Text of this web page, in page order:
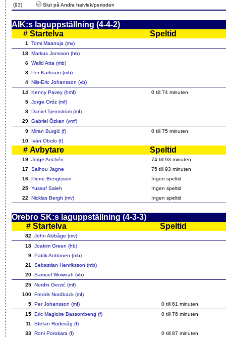
(93)
Slut på Andra halvlek/perioden
AIK:s laguppställning (4-4-2)
# Startelva Speltid
1
Tomi Maanoja (mv)
18 Markus Jonsson (hb)
6 Walid Atta (mb)
3 Per Karlsson (mb)
4 Nils-Eric Johansson (vb)
14 Kenny Pavey (hmf)
0 till 74 minuten
5 Jorge Ortíz (mf)
8 Daniel Tjernström (mf)
29 Gabriel Özkan (vmf)
9 Miran Burgić (f)
0 till 75 minuten
10
Iván Obolo (f)
# Avbytare Speltid
19 Jorge Anchén
74 till 93 minuten
17 Saihou Jagne
75 till 93 minuten
16 Pierre Bengtsson
Ingen speltid
25 Yussuf Saleh
Ingen speltid
22
Nicklas Bergh (mv) Ingen speltid
Örebro SK:s laguppställning (4-3-3)
# Startelva Speltid
82
John Alvbåge (mv)
18 Joakim Green (hb)
9 Patrik Anttonen (mb)
21
Sebastian Henriksson (mb)
20 Samuel Wowoah (vb)
25 Nordin Gerzić (mf)
100 Fredrik Nordback (mf)
5 Per Johansson (mf)
0 till 61 minuten
15 Eric Magloire Bassombeng (f)
0 till 76 minuten
11
Stefan Rodevåg (f)
33 Roni Porokara (f) 0 till 87 minuten